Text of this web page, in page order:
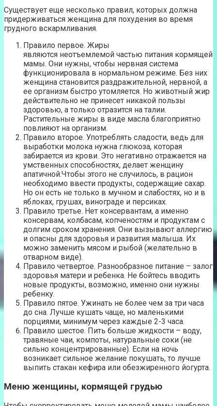
Существует еще несколько правил, которых должна
придерживаться женщина для похудения во время
грудного вскармливания.
Правило первое. Жиры
являются неотъемлемой частью питания кормящей
мамы. Они нужны, чтобы нервная система
функционировала в нормальном режиме. Без них
женщина становится раздражительной, нервной, а
ее организм быстро утомляется. Но животный жир
действительно не принесет никакой пользы
здоровью, а только отразится на талии.
Растительные жиры в виде масла благоприятно
повлияют на организм.
Правило второе. Употреблять сладости, ведь для
выработки молока нужна глюкоза, которая
забирается из крови. Это негативно отражается на
умственных способностях, делает женщину
апатичной.Чтобы этого не случилось, в рацион
необходимо ввести продукты, содержащие сахар.
Но он есть не только в мучном и слабостях, но и в
яблоках, грушах, винограде и персиках.
Правило третье. Нет консервантам, а именно
консервам, колбасам, копченостям и продуктам с
долгим сроком хранения. Они вызывают аллергию
и опасны для здоровья и развития малыша. Их
можно заменить мясом и рыбой (желательно в
отварном виде).
Правило четвертое. Разнообразное питание – залог
здоровья матери и ребенка. Не бойтесь вводить
новые продукты, возможно, именно они нужны
ребенку.
Правило пятое. Ужинать не более чем за три часа
до сна. Лучше кушать чаще, но маленькими
порциями, минимум через каждые 2-3 часа.
Правило шестое. Пить больше жидкости – воду,
травяные чаи, компоты, натуральные соки (не
сильно концентрированные). Если на ночь
возникает сильное желание покушать, то лучше
выпить стакан кефира или обезжиренного йогурта.
Меню женщины, кормящей грудью